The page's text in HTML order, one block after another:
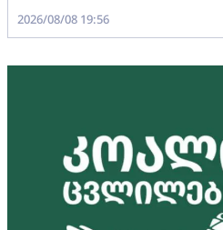
2026/08/08 19:56